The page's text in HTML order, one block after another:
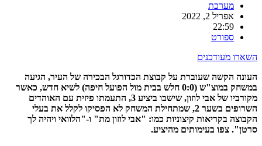
מערכת
אפריל 2, 2022
22:59
ספורט
השארו מעודכנים
העונה הקשה שעוברת על קבוצת הכדורגל הבכירה של העיר, הגיעה
במשחק במוצ"ש (0:0 חלש בבית מול הפועל חיפה) לשיא חדש, כאשר
מקורביו של אבי לוזון, שישבו ביציע 3, התעמתו פיזית עם האוהדים
השרופים בשער 2, שמתחילת המשחק לא הפסיקו לקלל את בעלי
הקבוצה בקריאות קיצוניות כמו: "אבי לוזון מת" ו-"הלוואי ויהיה לך
סרטן". צפו בעימותים מהיציע.